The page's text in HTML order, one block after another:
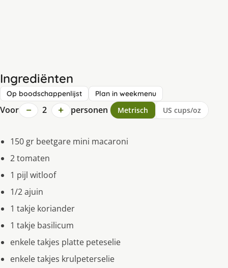
Ingrediënten
Op boodschappenlijst Plan in weekmenu
Voor − 2 + personen Metrisch US cups/oz
150 gr beetgare mini macaroni
2 tomaten
1 pijl witloof
1/2 ajuin
1 takje koriander
1 takje basilicum
enkele takjes platte peteselie
enkele takjes krulpeterselie